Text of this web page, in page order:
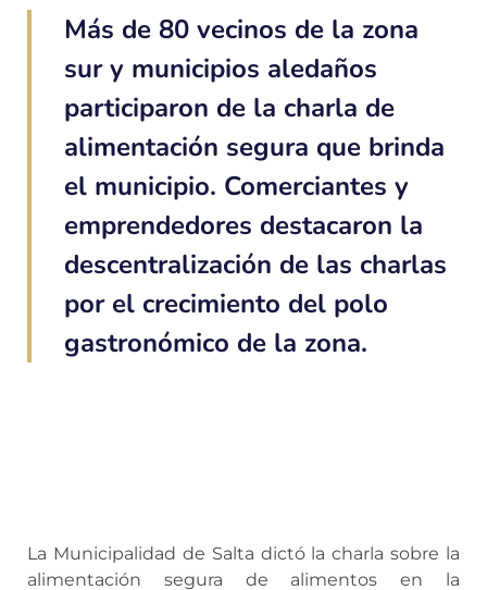
Más de 80 vecinos de la zona
sur y municipios aledaños
participaron de la charla de
alimentación segura que brinda
el municipio. Comerciantes y
emprendedores destacaron la
descentralización de las charlas
por el crecimiento del polo
gastronómico de la zona.
La Municipalidad de Salta dictó la charla sobre la
alimentación segura de alimentos en la